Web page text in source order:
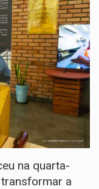
na quarta-
a